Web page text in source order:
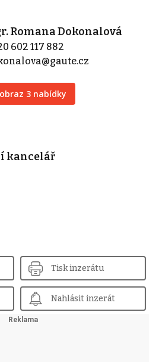
Romana Dokonalová
602 117 882
3 nabídky
kancelář
Tisk inzerátu
Nahlásit inzerát